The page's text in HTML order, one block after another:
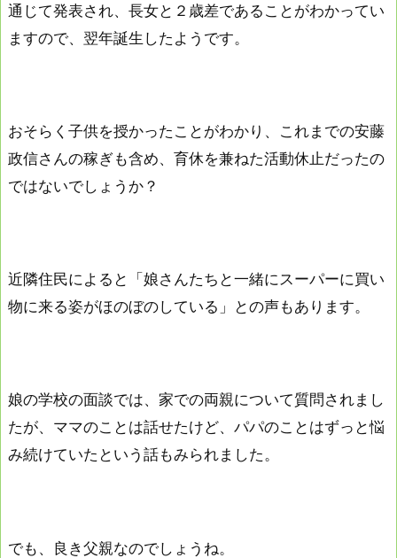
通じて発表され、長女と２歳差であることがわかってい
ますので、翌年誕生したようです。
おそらく子供を授かったことがわかり、これまでの安藤
政信さんの稼ぎも含め、育休を兼ねた活動休止だったの
ではないでしょうか？
近隣住民によると「娘さんたちと一緒にスーパーに買い
物に来る姿がほのぼのしている」との声もあります。
娘の学校の面談では、家での両親について質問されまし
たが、ママのことは話せたけど、パパのことはずっと悩
み続けていたという話もみられました。
でも、良き父親なのでしょうね。